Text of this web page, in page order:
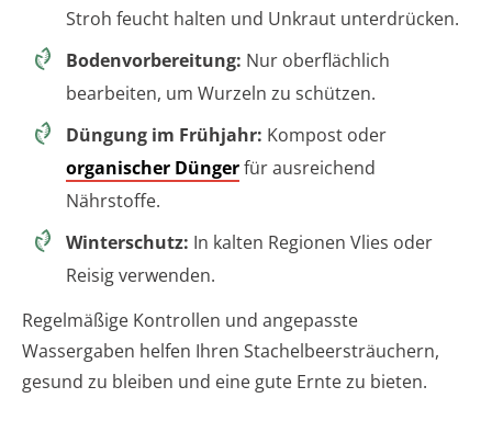
Stroh feucht halten und Unkraut unterdrücken.
Bodenvorbereitung: Nur oberflächlich
bearbeiten, um Wurzeln zu schützen.
Düngung im Frühjahr: Kompost oder
organischer Düngerfür ausreichend
Nährstoffe.
Winterschutz: In kalten Regionen Vlies oder
Reisig verwenden.
Regelmäßige Kontrollen und angepasste
Wassergaben helfen Ihren Stachelbeersträuchern,
gesund zu bleiben und eine gute Ernte zu bieten.